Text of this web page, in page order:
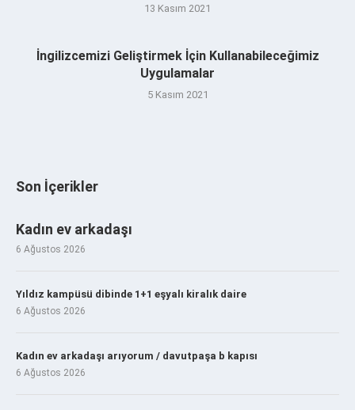
13 Kasım 2021
İngilizcemizi Geliştirmek İçin Kullanabileceğimiz
Uygulamalar
5 Kasım 2021
Son İçerikler
Kadın ev arkadaşı
6 Ağustos 2026
Yıldız kampüsü dibinde 1+1 eşyalı kiralık daire
6 Ağustos 2026
Kadın ev arkadaşı arıyorum / davutpaşa b kapısı
6 Ağustos 2026